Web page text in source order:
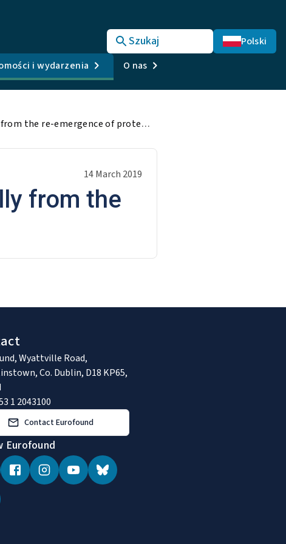
Szukaj
Polski
i wydarzenia O nas
EU, China, US will suffer economically from the re-emergence of protectionism
14 March 2019
from the
Wyattville Road,
Co. Dublin, D18 KP65,
1 2043100
Contact Eurofound
Eurofound